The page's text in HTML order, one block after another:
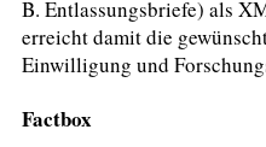
B. Entlassungsbriefe) als
erreicht damit die
Einwilligung und
Factbox